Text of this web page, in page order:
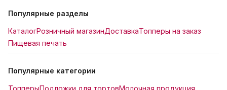
Популярные разделы
КаталогРозничный магазинДоставкаТопперы на заказ
Пищевая печать
Популярные категории
ТопперыПодложки для тортовМолочная продукция